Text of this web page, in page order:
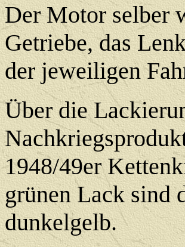
Der Motor selber
Getriebe, das
der jeweiligen
Über die
1948/49er
grünen Lack sind
dunkelgelb.